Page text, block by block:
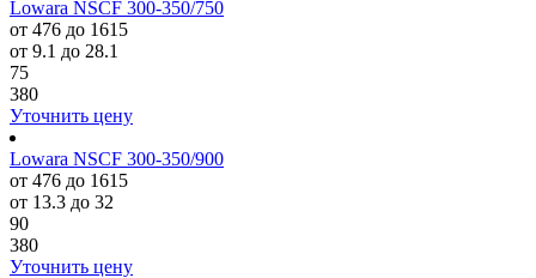
Lowara NSCF 300-350/750
от 476 до 1615
от 9.1 до 28.1
75
380
Уточнить цену
Lowara NSCF 300-350/900
от 476 до 1615
от 13.3 до 32
90
380
Уточнить цену